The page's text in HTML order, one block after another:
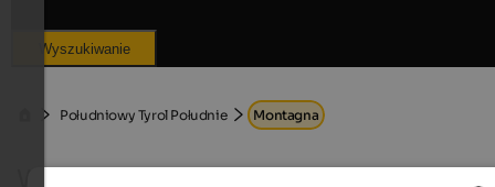
Wyszukiwanie
Południowy Tyrol Południe Montagna